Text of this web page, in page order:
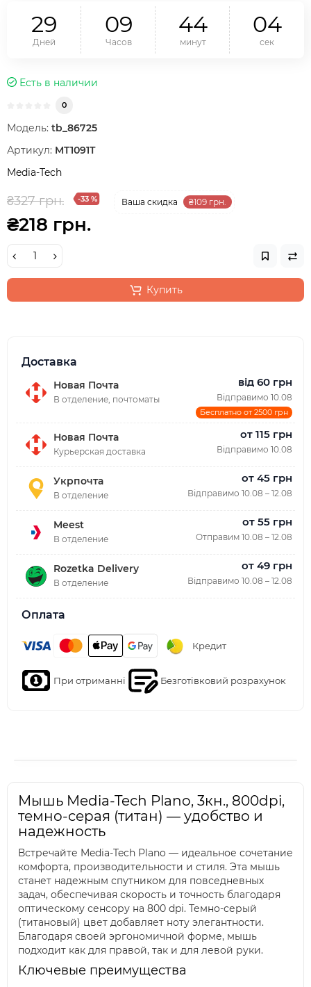
29
Дней
09
Часов
44
минут
03
сек
Есть в наличии
0
Модель: tb_86725
Артикул: MT1091T
Media-Tech
₴327 грн. -33 % Ваша cкидка ₴109 грн.
₴218 грн.
Купить
Доставка
Новая Почта
В отделение, почтоматы
від 60 грн
Відправимо 10.08
Бесплатно от 2500 грн
Новая Почта
Курьерская доставка
от 115 грн
Відправимо 10.08
Укрпочта
В отделение
от 45 грн
Відправимо 10.08 – 12.08
Meest
В отделение
от 55 грн
Отправим 10.08 – 12.08
Rozetka Delivery
В отделение
от 49 грн
Відправимо 10.08 – 12.08
Оплата
Кредит
При отриманні Безготівковий розрахунок
Мышь Media-Tech Plano, 3кн., 800dpi,
темно-серая (титан) — удобство и
надежность
Встречайте Media-Tech Plano — идеальное сочетание
комфорта, производительности и стиля. Эта мышь
станет надежным спутником для повседневных
задач, обеспечивая скорость и точность благодаря
оптическому сенсору на 800 dpi. Темно-серый
(титановый) цвет добавляет ноту элегантности.
Благодаря своей эргономичной форме, мышь
подходит как для правой, так и для левой руки.
Ключевые преимущества